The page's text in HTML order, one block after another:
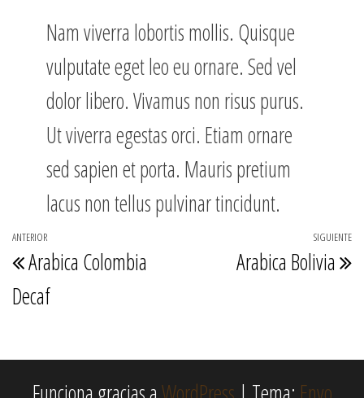
Nam viverra lobortis mollis. Quisque
vulputate eget leo eu ornare. Sed vel
dolor libero. Vivamus non risus purus.
Ut viverra egestas orci. Etiam ornare
sed sapien et porta. Mauris pretium
lacus non tellus pulvinar tincidunt.
Navegación
de
entradas
Entrada
anterior
ANTERIOR
Arabica Colombia
Decaf
SIGUIENTE
Arabica Bolivia